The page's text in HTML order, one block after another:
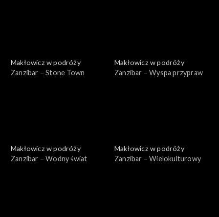
Makłowicz w podróży
Zanzibar – Stone Town
Makłowicz w podróży
Zanzibar – Wyspa przypraw
Makłowicz w podróży
Zanzibar – Wodny świat
Makłowicz w podróży
Zanzibar – Wielokulturowy